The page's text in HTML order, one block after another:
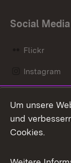
Social Media
Flickr
Instagram
Mastodon
Messenger
Social Wall
Um unsere
und
Cookies.